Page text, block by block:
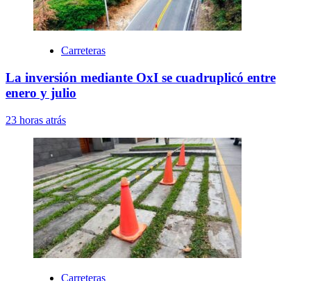
Carreteras
La inversión mediante OxI se cuadruplicó entre
enero y julio
23 horas atrás
Carreteras